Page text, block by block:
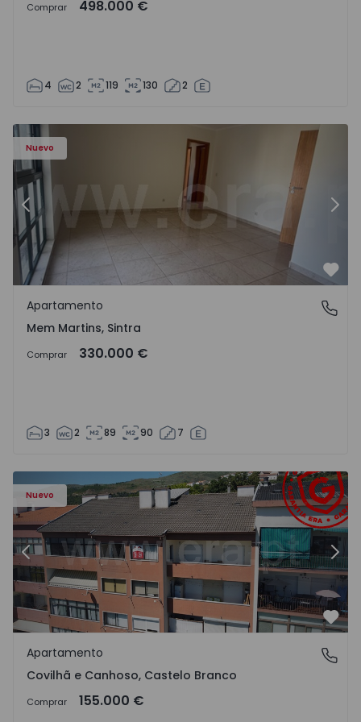
Comprar 498.000 €
4 2 119 130 2
Nuevo
- 15
Apartamento T3 Sintra, Algueirão-Mem Martins -
Anterior
Mem Martins, Sintra
Apartamento
Mem Martins, Sintra
Comprar 330.000 €
3 2 89 90 7
Nuevo
- 18
Apartamento T2 Covilhã, Covilhã e Canhoso - 1497806 -
Anterior
Covilhã e Canhoso, Castelo Branco
Apartamento
Covilhã e Canhoso, Castelo Branco
Comprar 155.000 €